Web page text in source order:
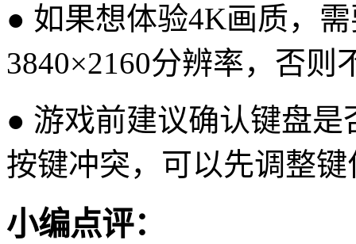
● 如果想体验4K画质，
3840×2160分辨率，否则
● 游戏前建议确认键盘
按键冲突，可以先调整
小编点评：